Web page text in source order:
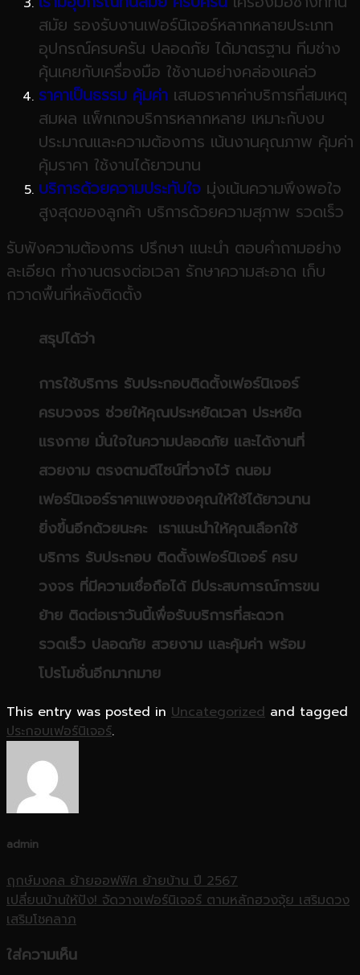
สมัย รองรับงานเฟอร์นิเจอร์หลากหลายประเภท
อุปกรณ์ครบครัน ปลอดภัย ได้มาตรฐาน ทีมช่าง
คุ้นเคยกับเครื่องมือ ใช้งานอย่างคล่องแคล่ว
ราคาเป็นธรรม คุ้มค่า เสนอราคาค่าบริการที่สมเหตุ
สมผล แพ็กเกจบริการหลากหลาย เหมาะกับงบ
ประมาณและความต้องการ เน้นงานคุณภาพ คุ้มค่า
คุ้มราคา ใช้งานได้ยาวนาน
บริการด้วยความประทับใจ มุ่งเน้นความพึงพอใจ
สูงสุดของลูกค้า บริการด้วยความสุภาพ รวดเร็ว
รับฟังความต้องการ ปรึกษา แนะนำ ตอบคำถามอย่าง
ละเอียด ทำงานตรงต่อเวลา รักษาความสะอาด เก็บ
กวาดพื้นที่หลังติดตั้ง
สรุปได้ว่า
การใช้บริการ รับประกอบติดตั้งเฟอร์นิเจอร์
ครบวงจร ช่วยให้คุณประหยัดเวลา ประหยัด
แรงกาย มั่นใจในความปลอดภัย และได้งานที่
สวยงาม ตรงตามดีไซน์ที่วางไว้ ถนอม
เฟอร์นิเจอร์ราคาเเพงของคุณให้ใช้ได้ยาวนาน
ยิ่งขึ้นอีกด้วยนะคะ เราเเนะนำให้คุณเลือกใช้
บริการ รับประกอบ ติดตั้งเฟอร์นิเจอร์ ครบ
วงจร ที่มีความเชื่อถือได้ มีประสบการณ์การขน
ย้าย ติดต่อเราวันนี้เพื่อรับบริการที่สะดวก
รวดเร็ว ปลอดภัย สวยงาม และคุ้มค่า พร้อม
โปรโมชั่นอีกมากมาย
This entry was posted in Uncategorized and tagged
ประกอบเฟอร์นิเจอร์.
admin
ฤกษ์มงคล ย้ายออฟฟิศ ย้ายบ้าน ปี 2567
เปลี่ยนบ้านให้ปัง! จัดวางเฟอร์นิเจอร์ ตามหลักฮวงจุ้ย เสริมดวง
เสริมโชคลาภ
ใส่ความเห็น